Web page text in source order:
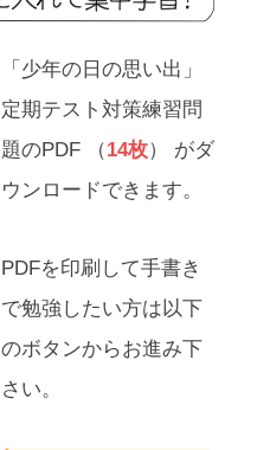
「少年の日の思い出」
定期テスト対策練習問
題のPDF （14枚） がダ
ウンロードできます。
PDFを印刷して手書き
で勉強したい方は以下
のボタンからお進み下
さい。